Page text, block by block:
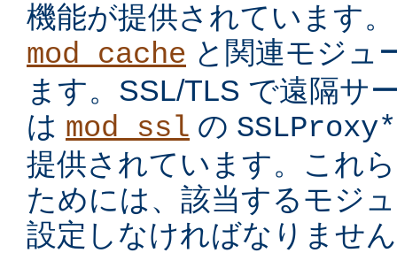
機能が提供されています
mod_cache と関連モジュ
ます。SSL/TLS で遠隔サ
は mod_ssl の SSLProxy*
提供されています。これ
ためには、該当するモジ
設定しなければなりませ